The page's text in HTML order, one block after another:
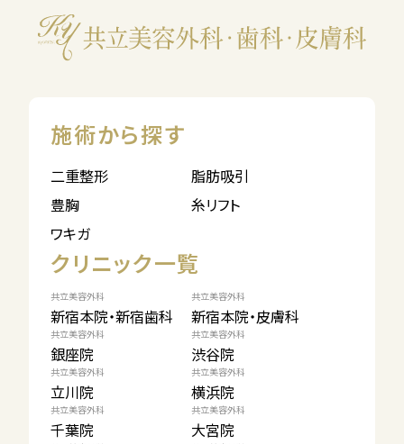
施術から探す
二重整形
脂肪吸引
豊胸
糸リフト
ワキガ
クリニック一覧
共立美容外科
新宿本院・新宿歯科
共立美容外科
新宿本院・皮膚科
共立美容外科
銀座院
共立美容外科
渋谷院
共立美容外科
立川院
共立美容外科
横浜院
共立美容外科
千葉院
共立美容外科
大宮院